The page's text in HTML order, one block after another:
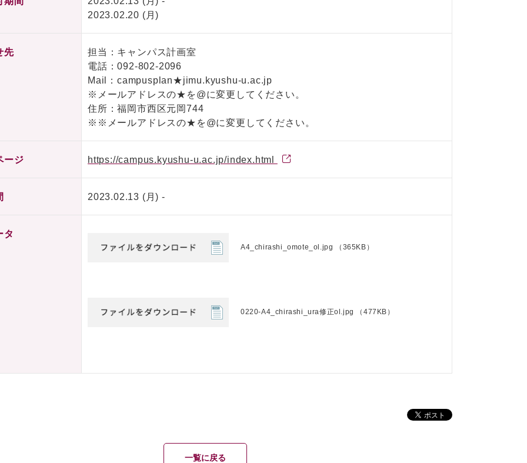
2023.02.20 (月)
先
担当：キャンパス計画室
電話：092-802-2096
Mail：campusplan★jimu.kyushu-u.ac.jp
※メールアドレスの★を@に変更してください。
住所：福岡市西区元岡744
※※メールアドレスの★を@に変更してください。
ージ https://campus.kyushu-u.ac.jp/index.html
2023.02.13 (月) -
タ
A4_chirashi_omote_ol.jpg （365KB）
0220-A4_chirashi_ura修正ol.jpg （477KB）
一覧に戻る